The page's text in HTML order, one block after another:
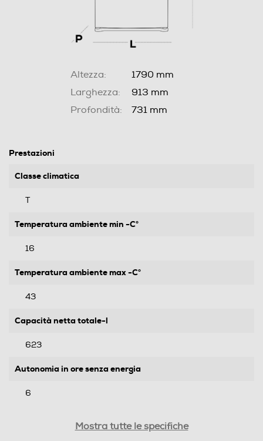
Altezza:
1790 mm
Larghezza:
913 mm
Profondità:
731 mm
Prestazioni
Classe climatica
T
Temperatura ambiente min -C°
16
Temperatura ambiente max -C°
43
Capacità netta totale-l
623
Autonomia in ore senza energia
6
Mostra tutte le specifiche